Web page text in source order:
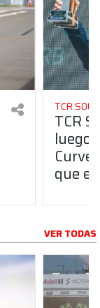
TCR
TCR
luego
que
VER TODAS